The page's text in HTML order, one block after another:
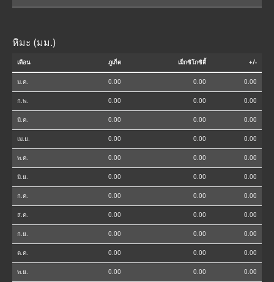
หิมะ (มม.)
เดือน ภูเก็ต เม็กซิโกซิตี้ +/-
ม.ค. 0.00 0.00 0.00
ก.พ. 0.00 0.00 0.00
มี.ค. 0.00 0.00 0.00
เม.ย. 0.00 0.00 0.00
พ.ค. 0.00 0.00 0.00
มิ.ย. 0.00 0.00 0.00
ก.ค. 0.00 0.00 0.00
ส.ค. 0.00 0.00 0.00
ก.ย. 0.00 0.00 0.00
ต.ค. 0.00 0.00 0.00
พ.ย. 0.00 0.00 0.00